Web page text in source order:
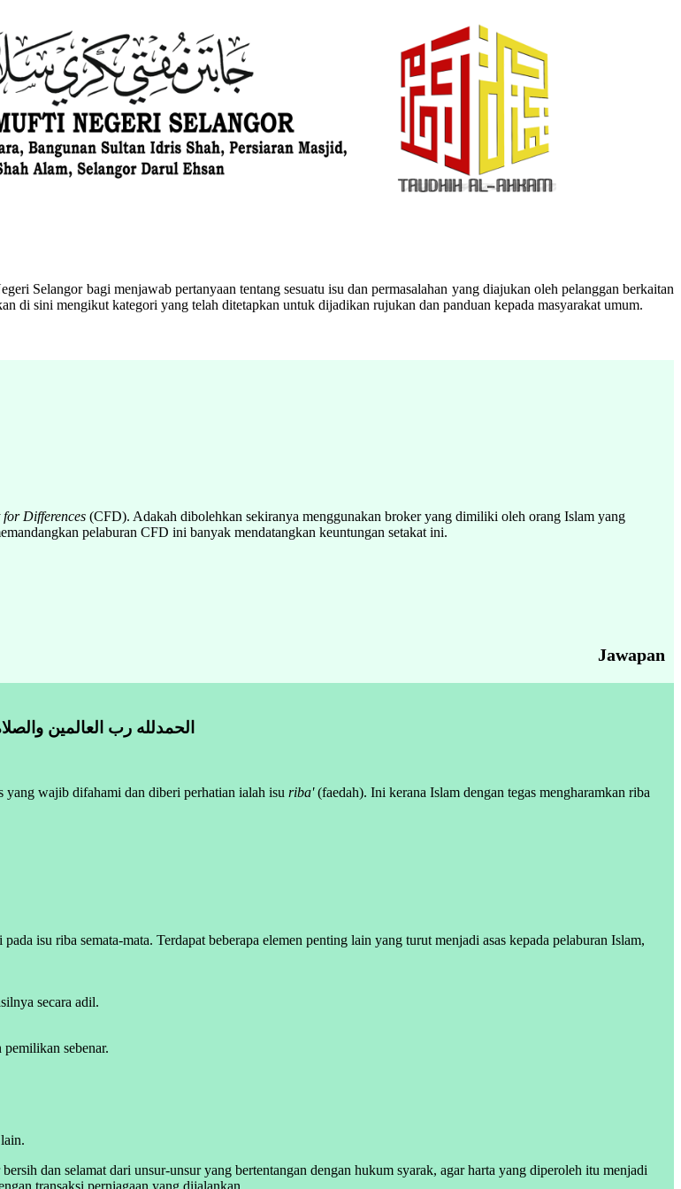
Selangor bagi menjawab pertanyaan tentang sesuatu isu dan permasalahan yang diajukan oleh pelanggan berkaitan
di sini mengikut kategori yang telah ditetapkan untuk dijadikan rujukan dan panduan kepada masyarakat umum.
Differences (CFD). Adakah dibolehkan sekiranya menggunakan broker yang dimiliki oleh orang Islam yang
pelaburan CFD ini banyak mendatangkan keuntungan setakat ini.
Jawapan
الحمدلله رب العالمين
yang wajib difahami dan diberi perhatian ialah isu riba'(faedah). Ini kerana Islam dengan tegas mengharamkan riba
isu riba semata-mata. Terdapat beberapa elemen penting lain yang turut menjadi asas kepada pelaburan Islam,
secara adil.
pemilikan sebenar.
dan selamat dari unsur-unsur yang bertentangan dengan hukum syarak, agar harta yang diperoleh itu menjadi
transaksi perniagaan yang dijalankan.